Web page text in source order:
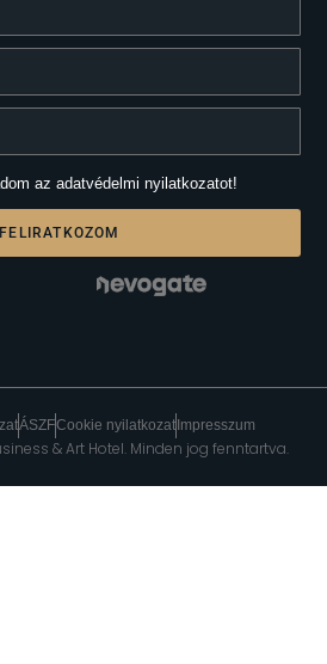
az adatvédelmi nyilatkozatot!
FELIRATKOZOM
& Art Hotel. Minden jog fenntartva.
ÁSZFCookie nyilatkozat Impresszum